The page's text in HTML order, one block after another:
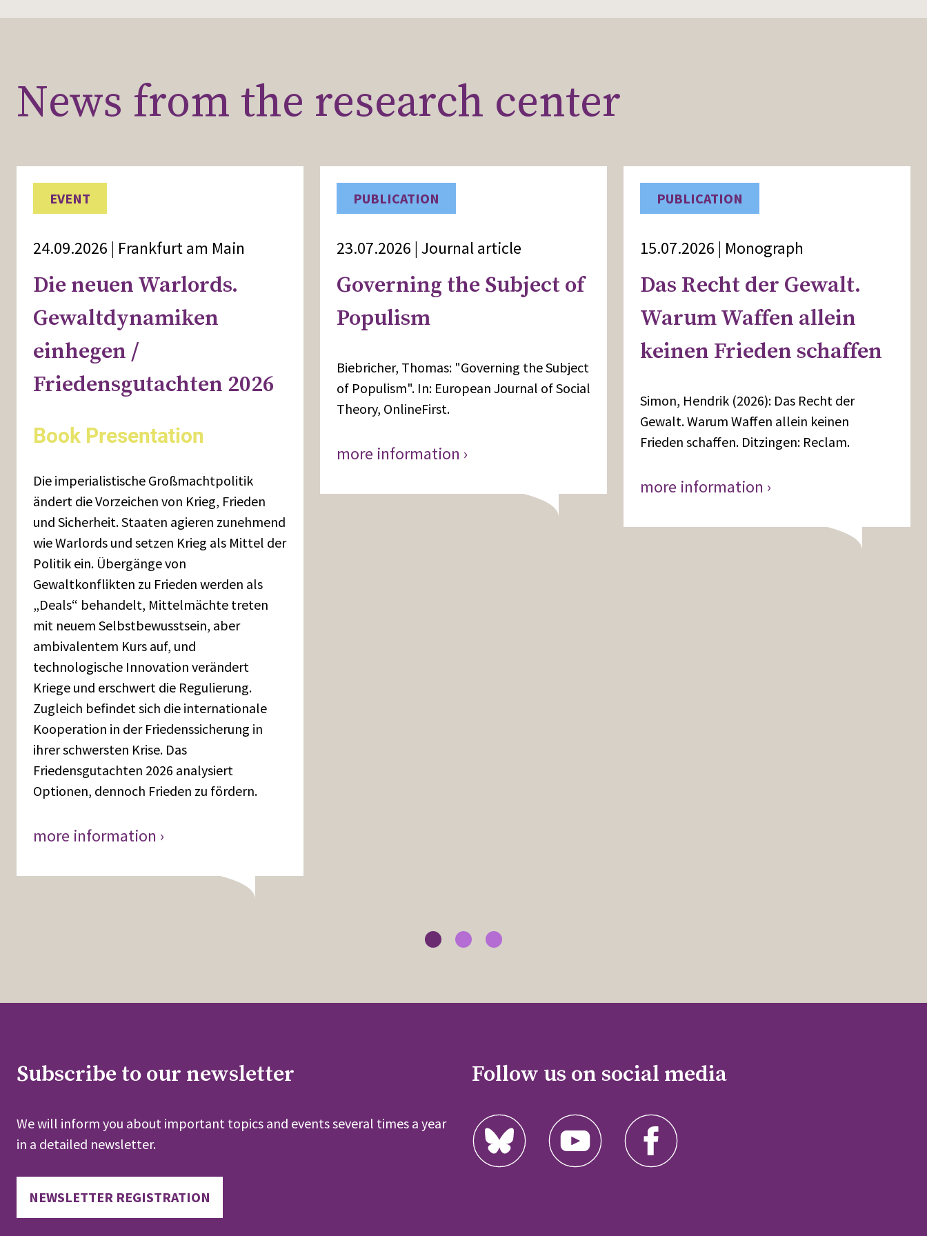
results.
News from the research center
EVENT
24.09.2026 | Frankfurt am Main
Die neuen Warlords.
Gewaltdynamiken
einhegen /
Friedensgutachten 2026
Book Presentation
Die imperialistische Großmachtpolitik
ändert die Vorzeichen von Krieg, Frieden
und Sicherheit. Staaten agieren zunehmend
wie Warlords und setzen Krieg als Mittel der
Politik ein. Übergänge von
Gewaltkonflikten zu Frieden werden als
„Deals“ behandelt, Mittelmächte treten
mit neuem Selbstbewusstsein, aber
ambivalentem Kurs auf, und
technologische Innovation verändert
Kriege und erschwert die Regulierung.
Zugleich befindet sich die internationale
Kooperation in der Friedenssicherung in
ihrer schwersten Krise. Das
Friedensgutachten 2026 analysiert
Optionen, dennoch Frieden zu fördern.
more information ›
PUBLICATION
23.07.2026 | Journal article
Governing the Subject of
Populism
Biebricher, Thomas: "Governing the Subject
of Populism". In: European Journal of Social
Theory, OnlineFirst.
more information ›
PUBLICATION
15.07.2026 | Monograph
Das Recht der Gewalt.
Warum Waffen allein
keinen Frieden schaffen
Simon, Hendrik (2026): Das Recht der
Gewalt. Warum Waffen allein keinen
Frieden schaffen. Ditzingen: Reclam.
more information ›
Subscribe to our newsletter
We will inform you about important topics and events several times a year
in a detailed newsletter.
NEWSLETTER REGISTRATION
Follow us on social media